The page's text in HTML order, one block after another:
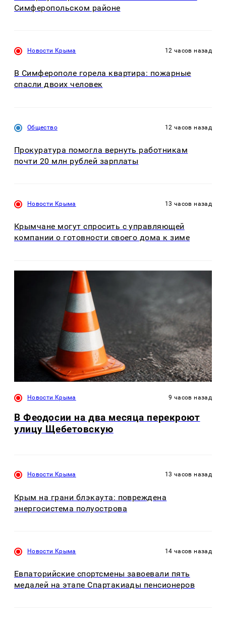
Симферопольском районе
Новости Крыма 12 часов назад
В Симферополе горела квартира: пожарные
спасли двоих человек
Общество 12 часов назад
Прокуратура помогла вернуть работникам
почти 20 млн рублей зарплаты
Новости Крыма 13 часов назад
Крымчане могут спросить с управляющей
компании о готовности своего дома к зиме
Новости Крыма 9 часов назад
В Феодосии на два месяца перекроют
улицу Щебетовскую
Новости Крыма 13 часов назад
Крым на грани блэкаута: повреждена
энергосистема полуострова
Новости Крыма 14 часов назад
Евпаторийские спортсмены завоевали пять
медалей на этапе Спартакиады пенсионеров